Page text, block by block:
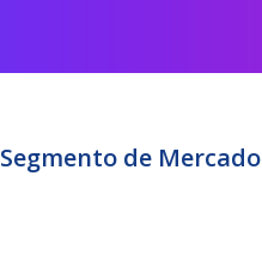
Segmento de Mercado